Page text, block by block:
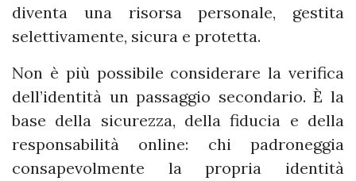
diventa una risorsa personale, gestita
selettivamente, sicura e protetta.
Non è più possibile considerare la verifica
dell’identità un passaggio secondario. È la
base della sicurezza, della fiducia e della
responsabilità online: chi padroneggia
consapevolmente la propria identità